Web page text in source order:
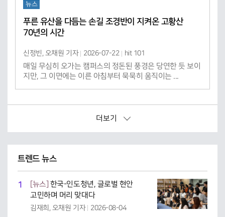
뉴스
푸른 유산을 다듬는 손길 조경반이 지켜온 고황산
70년의 시간
신정빈, 오채원 기자 2026-07-22
hit 101
매일 무심히 오가는 캠퍼스의 정돈된 풍경은 당연한 듯 보이
지만, 그 이면에는 이른 아침부터 묵묵히 움직이는 ...
더보기
트렌드 뉴스
1 [뉴스] 한국-인도청년, 글로벌 현안
고민하며 머리 맞대다
김재희, 오채원 기자 2026-08-04